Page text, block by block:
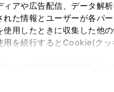
ィアや広告配信、データ解
れた情報とユーザーが各パ
使用したときに収集した他
用を続行するとCookie(クッ
車の魅力 3つの買い方 オンラ